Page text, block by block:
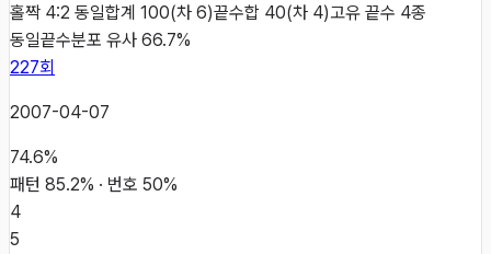
홀짝 4:2 동일합계 100(차 6)끝수합 40(차 4)고유 끝수 4종
동일끝수분포 유사 66.7%
227회
2007-04-07
74.6%
패턴 85.2% · 번호 50%
4
5